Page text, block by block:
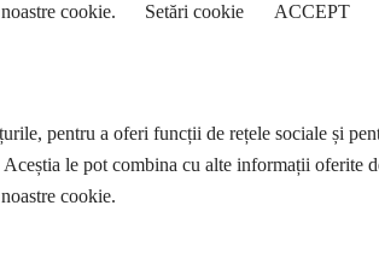
cookie.
Setări cookie ACCEPT
pentru a oferi funcții de rețele sociale și
le pot combina cu alte informații oferite
cookie.